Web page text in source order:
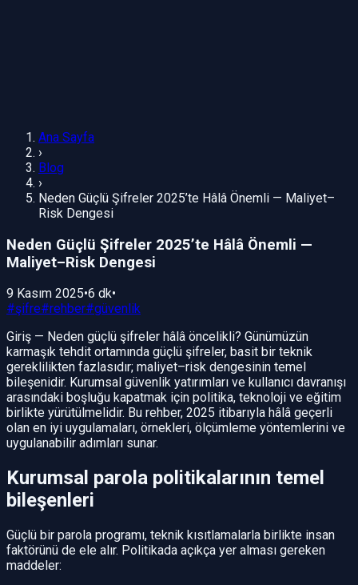
Ana Sayfa
›
Blog
›
Neden Güçlü Şifreler 2025’te Hâlâ Önemli — Maliyet–
Risk Dengesi
Neden Güçlü Şifreler 2025’te Hâlâ Önemli —
Maliyet–Risk Dengesi
9 Kasım 2025•6 dk•
#şifre#rehber#güvenlik
Giriş — Neden güçlü şifreler hâlâ öncelikli? Günümüzün
karmaşık tehdit ortamında güçlü şifreler, basit bir teknik
gereklilikten fazlasıdır; maliyet–risk dengesinin temel
bileşenidir. Kurumsal güvenlik yatırımları ve kullanıcı davranışı
arasındaki boşluğu kapatmak için politika, teknoloji ve eğitim
birlikte yürütülmelidir. Bu rehber, 2025 itibarıyla hâlâ geçerli
olan en iyi uygulamaları, örnekleri, ölçümleme yöntemlerini ve
uygulanabilir adımları sunar.
Kurumsal parola politikalarının temel
bileşenleri
Güçlü bir parola programı, teknik kısıtlamalarla birlikte insan
faktörünü de ele alır. Politikada açıkça yer alması gereken
maddeler: